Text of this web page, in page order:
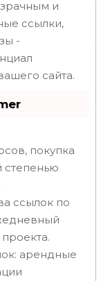
и
ссылки,
-
сайта.
покупка
степенью
ссылок по
арендные